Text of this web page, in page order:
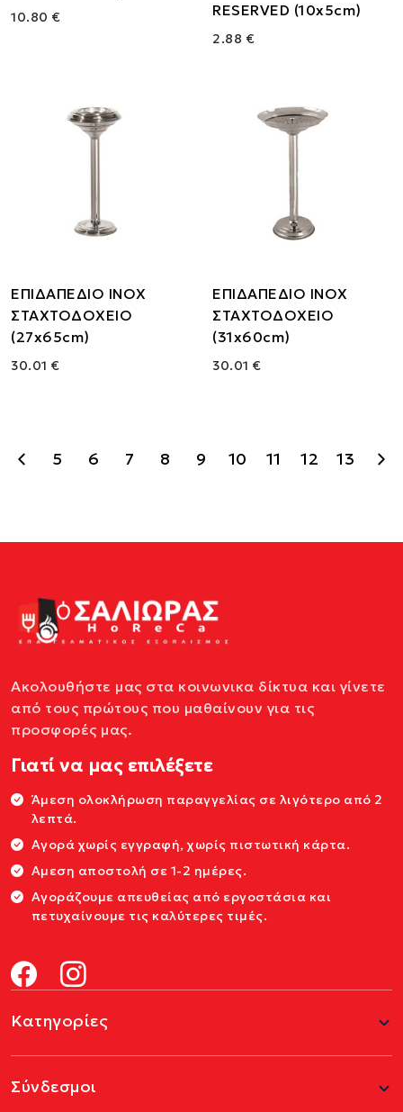
10.80 €
RESERVED (10x5cm)
2.88 €
ΕΠΙΔΑΠΕΔΙΟ INOX
ΣΤΑΧΤΟΔΟΧΕΙΟ
(27x65cm)
30.01 €
ΕΠΙΔΑΠΕΔIΟ ΙΝΟΧ
ΣΤΑΧΤΟΔΟΧΕΙΟ
(31x60cm)
30.01 €
5 6 7 8 9 10 11 12 13
Ακολουθήστε μας στα κοινωνικα δίκτυα και γίνετε
από τους πρώτους που μαθαίνουν για τις
προσφορές μας.
Γιατί να μας επιλέξετε
Άμεση ολοκλήρωση παραγγελίας σε λιγότερο από 2
λεπτά.
Αγορά χωρίς εγγραφή, χωρίς πιστωτική κάρτα.
Αμεση αποστολή σε 1-2 ημέρες.
Αγοράζουμε απευθείας από εργοστάσια και
πετυχαίνουμε τις καλύτερες τιμές.
Κατηγορίες
Σύνδεσμοι